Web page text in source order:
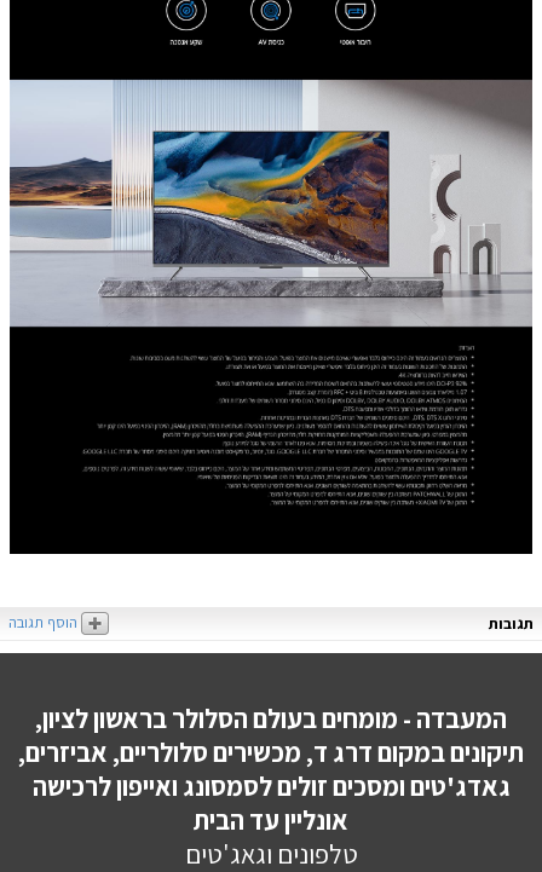
תגובות הוסף תגובה
המעבדה - מומחים בעולם הסלולר בראשון לציון,
תיקונים במקום דרג ד, מכשירים סלולריים, אביזרים,
גאדג'טים ומסכים זולים לסמסונג ואייפון לרכישה
אונליין עד הבית
טלפונים וגאג'טים